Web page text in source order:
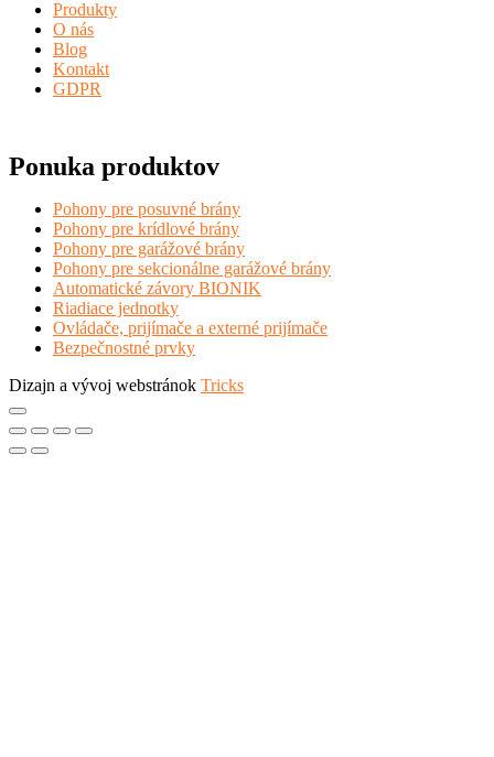
Produkty
O nás
Blog
Kontakt
GDPR
Ponuka produktov
Pohony pre posuvné brány
Pohony pre krídlové brány
Pohony pre garážové brány
Pohony pre sekcionálne garážové brány
Automatické závory BIONIK
Riadiace jednotky
Ovládače, prijímače a externé prijímače
Bezpečnostné prvky
Dizajn a vývoj webstránok Tricks